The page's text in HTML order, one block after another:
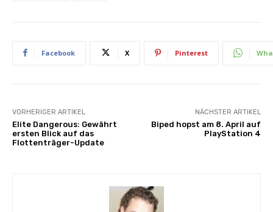
Facebook X Pinterest
VORHERIGER ARTIKEL
Elite Dangerous: Gewährt
ersten Blick auf das
Flottenträger-Update
NÄCHSTER ARTIKEL
Biped hopst am 8. April auf
PlayStation 4